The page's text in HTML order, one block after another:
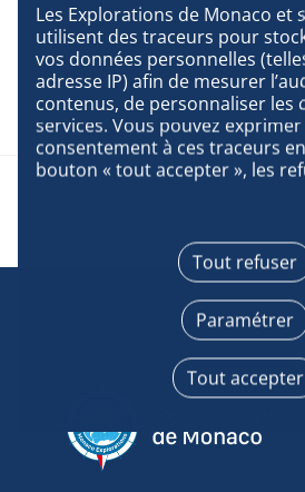
Les Explorations de Monaco et
utilisent des traceurs pour
vos données personnelles
adresse IP) afin de mesurer
contenus, de personnaliser les
services. Vous pouvez
consentement à ces traceurs
bouton « tout accepter », les
cette fenêtre à l’aide de la
accepter », ou vous informer
chaque finalité et exprimer
chacune d’entre elles en
». En cliquant sur « tout
que nous accédions à des
sur votre terminal afin
notre audience, développer et
produits, assurer la sécurité,
déboguer, diffuser
sources de données hors ligne,
terminaux, recevoir et utiliser
Tout accepter
Tout refuser
Paramétrer